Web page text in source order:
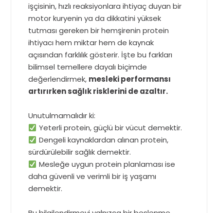
işçisinin, hızlı reaksiyonlara ihtiyaç duyan bir
motor kuryenin ya da dikkatini yüksek
tutması gereken bir hemşirenin protein
ihtiyacı hem miktar hem de kaynak
açısından farklılık gösterir. İşte bu farkları
bilimsel temellere dayalı biçimde
değerlendirmek, mesleki performansı
artırırken sağlık risklerini de azaltır.
Unutulmamalıdır ki:
Yeterli protein, güçlü bir vücut demektir.
Dengeli kaynaklardan alınan protein,
sürdürülebilir sağlık demektir.
Mesleğe uygun protein planlaması ise
daha güvenli ve verimli bir iş yaşamı
demektir.